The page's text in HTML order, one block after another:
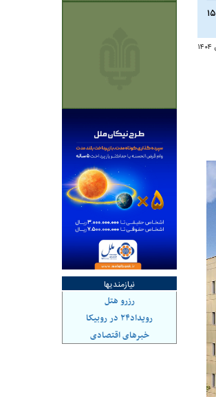
قیمت دلار، طلا و سکه امروز ۱۵
چرا رویای آمریکایی سرنگونی رژیم و
نابودی محور مقاومت تعبیر نشد؟ | پشت
پرده تجارت پهپاد‌ ۱۵۰۰ دلاری که
واشنگتن را زمین زد
سیگنال مثبت دیپلماسی به بورس
نیازمندیها
رزرو هتل
رویداد۲۴ در روبیکا
خبرهای اقتصادی